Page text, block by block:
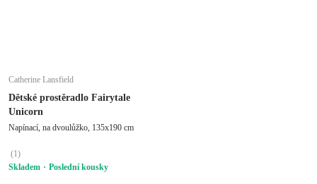
Catherine Lansfield
Dětské prostěradlo Fairytale
Unicorn
Napínací, na dvoulůžko, 135x190 cm
(1)
Skladem
Poslední kousky